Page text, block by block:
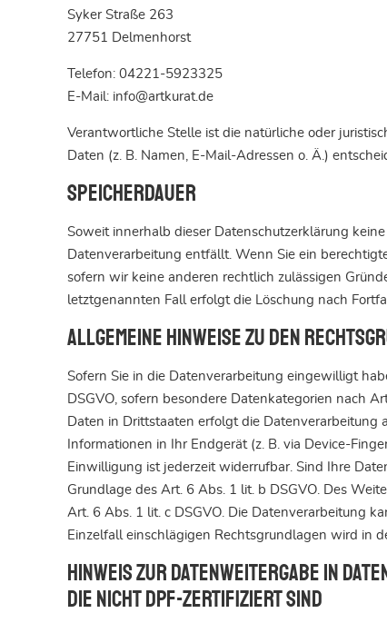
Syker Straße 263
27751 Delmenhorst
Telefon: 04221-5923325
E-Mail: info@artkurat.de
Verantwortliche Stelle ist die natürliche oder
Daten (z. B. Namen, E-Mail-Adressen o. Ä.)
Speicherdauer
Soweit innerhalb dieser Datenschutzerklärung
Datenverarbeitung entfällt. Wenn Sie ein
sofern wir keine anderen rechtlich zulässigen
letztgenannten Fall erfolgt die Löschung nach
Allgemeine Hinweise zu den
Sofern Sie in die Datenverarbeitung eingewilligt
DSGVO, sofern besondere Datenkategorien nach
Daten in Drittstaaten erfolgt die Datenverarbeitung
Informationen in Ihr Endgerät (z. B. via Device-
Einwilligung ist jederzeit widerrufbar. Sind Ihre
Grundlage des Art. 6 Abs. 1 lit. b DSGVO. Des
Art. 6 Abs. 1 lit. c DSGVO. Die Datenverarbeitung
Einzelfall einschlägigen Rechtsgrundlagen wird in
Hinweis zur Datenweitergabe in
die nicht DPF-zertifiziert sind